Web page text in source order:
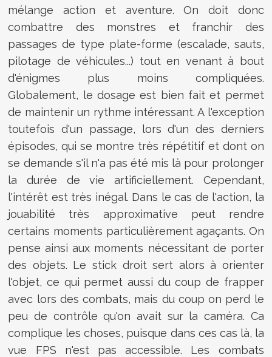
mélange action et aventure. On doit donc
combattre des monstres et franchir des
passages de type plate-forme (escalade, sauts,
pilotage de véhicules...) tout en venant à bout
d'énigmes plus moins compliquées.
Globalement, le dosage est bien fait et permet
de maintenir un rythme intéressant. A l'exception
toutefois d'un passage, lors d'un des derniers
épisodes, qui se montre très répétitif et dont on
se demande s'il n'a pas été mis là pour prolonger
la durée de vie artificiellement. Cependant,
l'intérêt est très inégal. Dans le cas de l'action, la
jouabilité très approximative peut rendre
certains moments particulièrement agaçants. On
pense ainsi aux moments nécessitant de porter
des objets. Le stick droit sert alors à orienter
l'objet, ce qui permet aussi du coup de frapper
avec lors des combats, mais du coup on perd le
peu de contrôle qu'on avait sur la caméra. Ca
complique les choses, puisque dans ces cas là, la
vue FPS n'est pas accessible. Les combats